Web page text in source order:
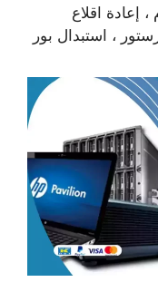
إعادة اقلاع
، استبدال بور